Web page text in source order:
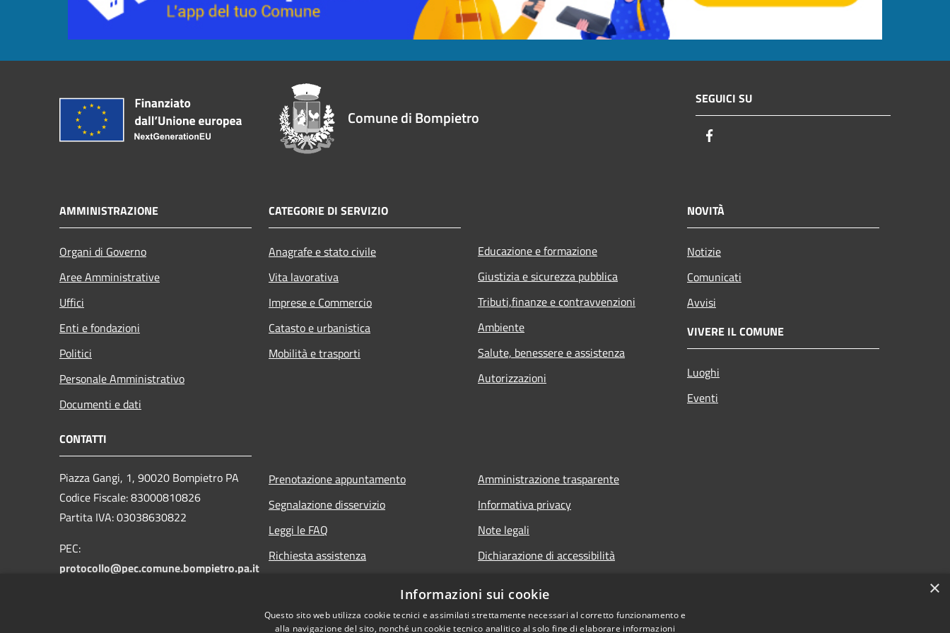
Comune di Bompietro
SEGUICI SU
AMMINISTRAZIONE
Organi di Governo
Aree Amministrative
Uffici
Enti e fondazioni
Politici
Personale Amministrativo
Documenti e dati
CATEGORIE DI SERVIZIO
Anagrafe e stato civile
Vita lavorativa
Imprese e Commercio
Catasto e urbanistica
Mobilità e trasporti
Educazione e formazione
Giustizia e sicurezza pubblica
Tributi,finanze e contravvenzioni
Ambiente
Salute, benessere e assistenza
Autorizzazioni
NOVITÀ
Notizie
Comunicati
Avvisi
VIVERE IL COMUNE
Luoghi
Eventi
CONTATTI
Piazza Gangi, 1, 90020 Bompietro PA
Codice Fiscale: 83000810826
Partita IVA: 03038630822
PEC:
protocollo@pec.comune.bompietro.pa.it
Prenotazione appuntamento
Segnalazione disservizio
Leggi le FAQ
Richiesta assistenza
Amministrazione trasparente
Informativa privacy
Note legali
Dichiarazione di accessibilità
×
Informazioni sui cookie
Questo sito web utilizza cookie tecnici e assimilati strettamente necessari al corretto funzionamento e
alla navigazione del sito, nonché un cookie tecnico analitico al solo fine di elaborare informazioni